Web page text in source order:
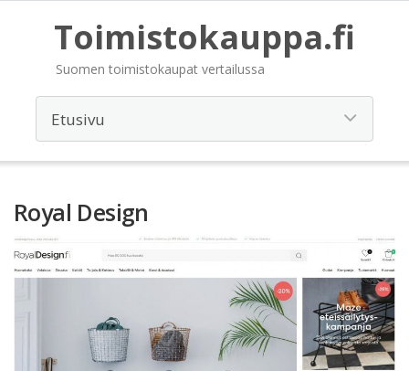
Toimistokauppa.fi
Suomen toimistokaupat vertailussa
Royal Design